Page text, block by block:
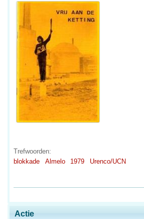
Actie
Trefwoorden:
blokkade
Almelo 1979 Urenco/UCN